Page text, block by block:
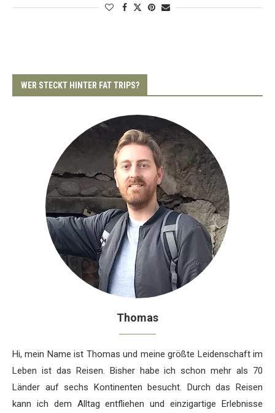
WER STECKT HINTER FAT TRIPS?
Thomas
Hi, mein Name ist Thomas und meine größte Leidenschaft im
Leben ist das Reisen. Bisher habe ich schon mehr als 70
Länder auf sechs Kontinenten besucht. Durch das Reisen
kann ich dem Alltag entfliehen und einzigartige Erlebnisse